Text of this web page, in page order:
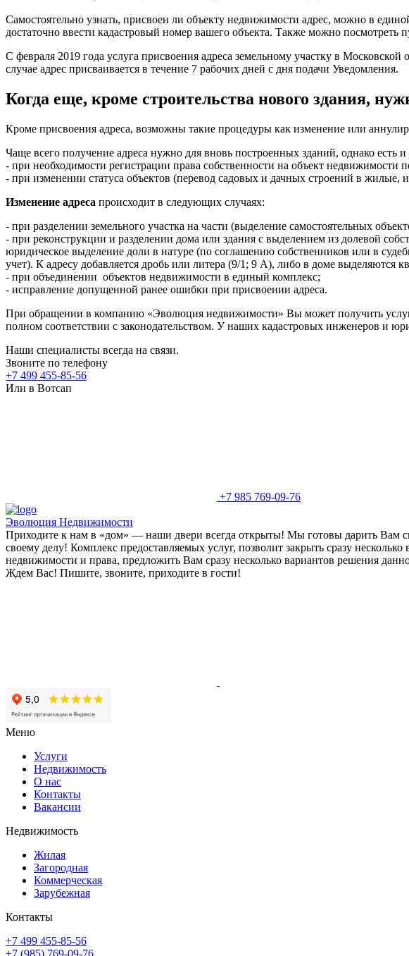
Самостоятельно узнать, присвоен ли объекту недвижимости адрес, можно в
достаточно ввести кадастровый номер вашего объекта. Также можно
С февраля 2019 года услуга присвоения адреса земельному участку в
случае адрес присваивается в течение 7 рабочих дней с дня подачи Уведомления.
Когда еще, кроме строительства нового здания,
Кроме присвоения адреса, возможны такие процедуры как изменение или
Чаще всего получение адреса нужно для вновь построенных зданий, однако есть
- при необходимости регистрации права собственности на объект недвижимости
- при изменении статуса объектов (перевод садовых и дачных строений в жилые,
Изменение адреса происходит в следующих случаях:
- при разделении земельного участка на части (выделение самостоятельных
- при реконструкции и разделении дома или здания с выделением из долевой
юридическое выделение доли в натуре (по соглашению собственников или в
учет). К адресу добавляется дробь или литера (9/1; 9 А), либо в доме выделяются
- при объединении объектов недвижимости в единый комплекс;
- исправление допущенной ранее ошибки при присвоении адреса.
При обращении в компанию «Эволюция недвижимости» Вы может получить
полном соответствии с законодательством. У наших кадастровых инженеров и
Наши специалисты всегда на связи.
Звоните по телефону
+7 499 455-85-56
Или в Вотсап
+7 985 769-09-76
Эволюция Недвижимости
Приходите к нам в «дом» — наши двери всегда открыты! Мы готовы дарить Вам
своему делу! Комплекс предоставляемых услуг, позволит закрыть сразу
недвижимости и права, предложить Вам сразу несколько вариантов решения
Ждем Вас! Пишите, звоните, приходите в гости!
Меню
Услуги
Недвижимость
О нас
Контакты
Вакансии
Недвижимость
Жилая
Загородная
Коммерческая
Зарубежная
Контакты
+7 499 455-85-56